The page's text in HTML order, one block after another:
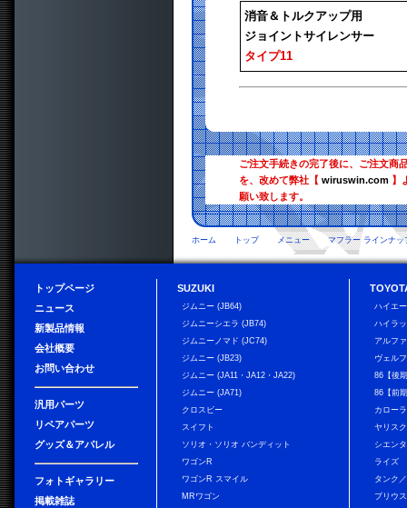
消音＆トルクアップ用
ジョイントサイレンサー
タイプ11
ご注文手続きの完了後に、ご注文商
を、改めて弊社【wiruswin.com 】
願い致します。
ホーム トップ メニュー マフラー ラインナッ
トップページ
ニュース
新製品情報
会社概要
お問い合わせ
汎用パーツ
リペアパーツ
グッズ＆アパレル
フォトギャラリー
掲載雑誌
SUZUKI
ジムニー (JB64)
ジムニーシエラ (JB74)
ジムニーノマド (JC74)
ジムニー (JB23)
ジムニー (JA11・JA12・JA22)
ジムニー (JA71)
クロスビー
スイフト
ソリオ・ソリオ バンディット
ワゴンR
ワゴンR スマイル
MRワゴン
ハイエ
ハイラ
アルフ
ヴェル
86【後
86【前
カロー
ヤリス
シエンタ
ライズ
タンク
プリウス